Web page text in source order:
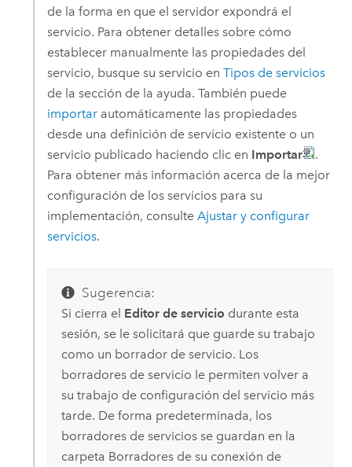
de la forma en que el servidor expondrá el
servicio. Para obtener detalles sobre cómo
establecer manualmente las propiedades del
servicio, busque su servicio en Tipos de servicios
de la sección de la ayuda. También puede
importarautomáticamente las propiedades
desde una definición de servicio existente o un
servicio publicado haciendo clic en Importar
.
Para obtener más información acerca de la mejor
configuración de los servicios para su
implementación, consulte Ajustar y configurar
servicios.
Sugerencia:
Si cierra el Editor de servicio durante esta
sesión, se le solicitará que guarde su trabajo
como un borrador de servicio. Los
borradores de servicio le permiten volver a
su trabajo de configuración del servicio más
tarde. De forma predeterminada, los
borradores de servicios se guardan en la
carpeta Borradores de su conexión de